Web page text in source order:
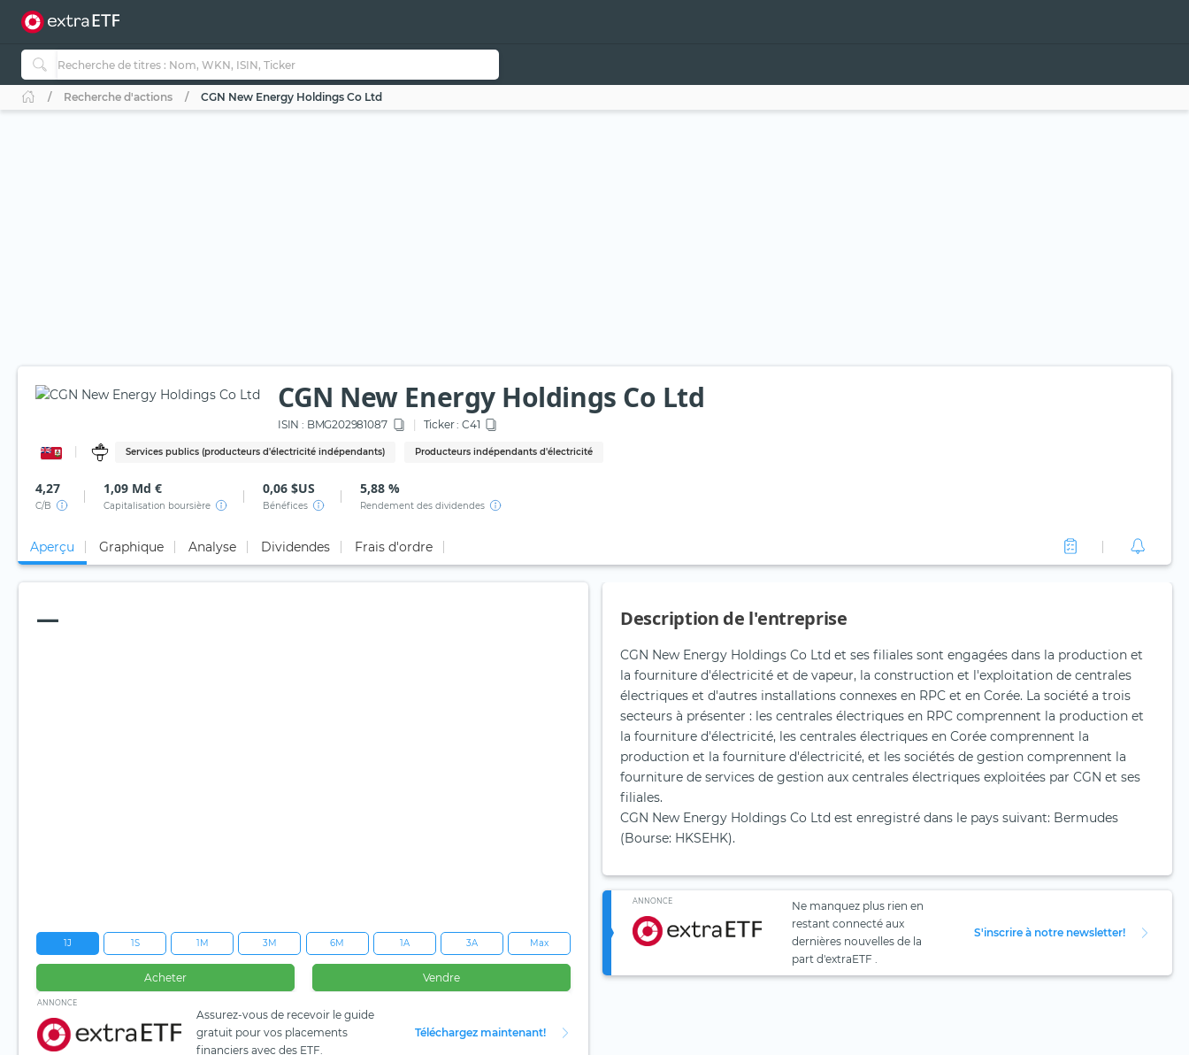
Recherche d'actions CGN New Energy Holdings Co Ltd
CGN New Energy Holdings Co Ltd
ISIN : BMG202981087 Ticker : C41
Services publics (producteurs d'électricité indépendants) Producteurs indépendants d'électricité
4,27
C/B
1,09 Md €
Capitalisation boursière
0,06 $US
Bénéfices
5,88 %
Rendement des dividendes
Aperçu Graphique Analyse Dividendes Frais d'ordre
—
1J 1S 1M 3M 6M 1A 3A Max
Acheter Vendre
ANNONCE
Assurez-vous de recevoir le guide
gratuit pour vos placements
financiers avec des ETF.
Téléchargez maintenant!
Description de l'entreprise
CGN New Energy Holdings Co Ltd et ses filiales sont engagées dans la production et
la fourniture d'électricité et de vapeur, la construction et l'exploitation de centrales
électriques et d'autres installations connexes en RPC et en Corée. La société a trois
secteurs à présenter : les centrales électriques en RPC comprennent la production et
la fourniture d'électricité, les centrales électriques en Corée comprennent la
production et la fourniture d'électricité, et les sociétés de gestion comprennent la
fourniture de services de gestion aux centrales électriques exploitées par CGN et ses
filiales.
CGN New Energy Holdings Co Ltd est enregistré dans le pays suivant: Bermudes
(Bourse: HKSEHK).
ANNONCE
Ne manquez plus rien en
restant connecté aux
dernières nouvelles de la
part d'extraETF .
S'inscrire à notre newsletter!